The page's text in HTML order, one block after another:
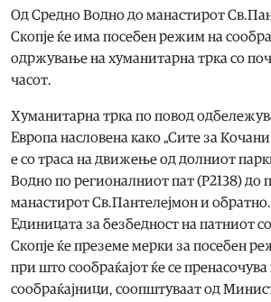
Од Средно Водно до манастирот
Скопје ќе има посебен режим на
одржување на хуманитарна трка со
часот.
Хуманитарна трка по повод
Европа насловена како „Сите за
е со траса на движење од долниот
Водно по регионалниот пат (Р2138) до
манастирот Св.Пантелејмон и
Единицата за безбедност на патниот
Скопје ќе преземе мерки за посебен
при што сообраќајот ќе се
сообраќајници, соопштуваат од